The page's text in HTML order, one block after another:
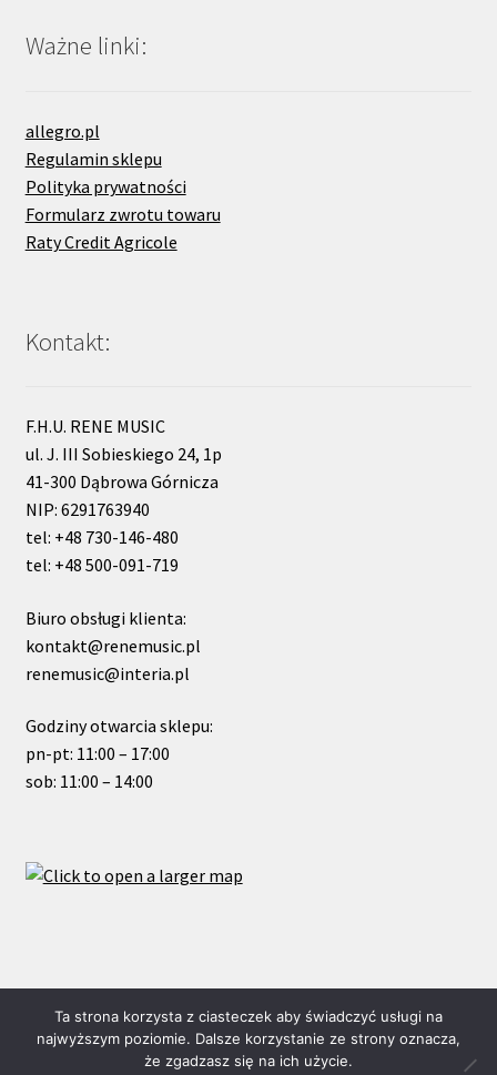
Ważne linki:
allegro.pl
Regulamin sklepu
Polityka prywatności
Formularz zwrotu towaru
Raty Credit Agricole
Kontakt:
F.H.U. RENE MUSIC
ul. J. III Sobieskiego 24, 1p
41-300 Dąbrowa Górnicza
NIP: 6291763940
tel: +48 730-146-480
tel: +48 500-091-719
Biuro obsługi klienta:
kontakt@renemusic.pl
renemusic@interia.pl
Godziny otwarcia sklepu:
pn-pt: 11:00 – 17:00
sob: 11:00 – 14:00
© ReneMusic 2020 Powered by Michal Zalas
Ta strona korzysta z ciasteczek aby świadczyć usługi na
najwyższym poziomie. Dalsze korzystanie ze strony oznacza,
że zgadzasz się na ich użycie.